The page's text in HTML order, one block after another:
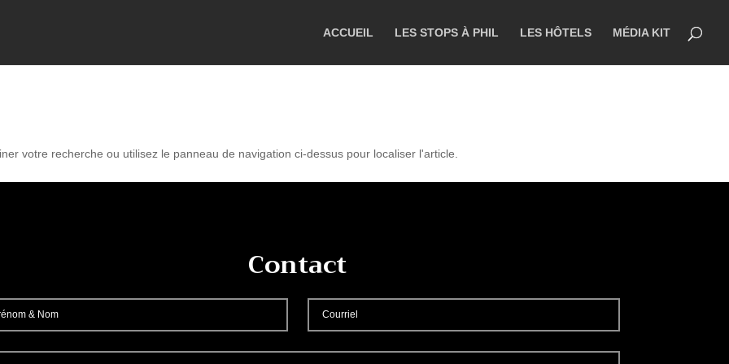
ACCUEIL LES STOPS À PHIL LES HÔTELS MÉDIA KIT
votre recherche ou utilisez le panneau de navigation ci-dessus pour localiser l'article.
Contact